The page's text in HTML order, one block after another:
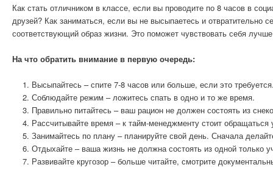
Как стать отличником в классе, если вы проводите по 8 часов в
друзей? Как заниматься, если вы не высыпаетесь и отвратительно
соответствующий образ жизни. Это поможет чувствовать себя
На что обратить внимание в первую очередь:
Высыпайтесь – спите 7-8 часов или больше, если это
Соблюдайте режим – ложитесь спать в одно и то же время.
Правильно питайтесь – ваш рацион не должен состоять из
Рассчитывайте время – к тайм-менеджменту стоит
Занимайтесь по плану – планируйте свой день. Сначала
Отдыхайте – ваша жизнь не должна состоять из одной только
Развивайте кругозор – больше читайте, смотрите